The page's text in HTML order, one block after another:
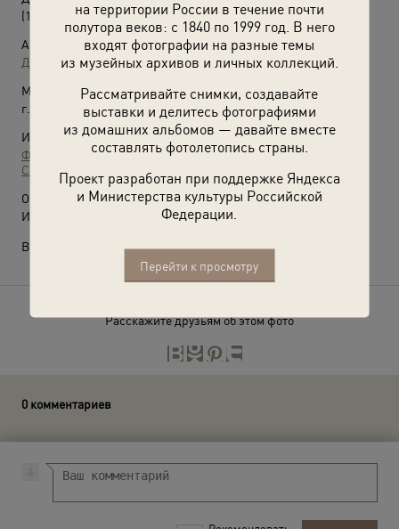
на территории России в течение почти
полутора веков: с 1840 по 1999 год. В него
входят фотографии на разные темы
из музейных архивов и личных коллекций.
Рассматривайте снимки, создавайте
выставки и делитесь фотографиями
из домашних альбомов — давайте вместе
составлять фотолетопись страны.
Проект разработан при поддержке Яндекса
и Министерства культуры Российской
Федерации.
Перейти к просмотру
(1970-е)
Автор:
Дмитрий Воздвиженский,Нина Свиридова
Место съемки:
г. Москва
Источники:
Фотографии пользователей russiainphoto.ru
Семейный архив Дмитрия Воздвиженского (младшего)
О фотографии:
Из серии « Близнецы».
Выставка
«Девушки 1970-х»с этой фотографией.
Расскажите друзьям об этом фото
0 комментариев